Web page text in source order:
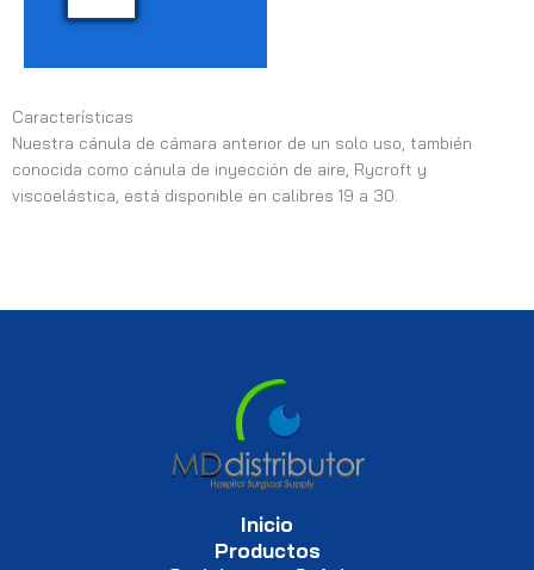
Características
Nuestra cánula de cámara anterior de un solo uso, también
conocida como cánula de inyección de aire, Rycroft y
viscoelástica, está disponible en calibres 19 a 30.
Inicio
Productos